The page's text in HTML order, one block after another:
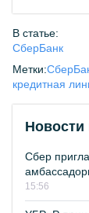
В статье:
СберБанк
Метки:
кредитная
Новости
Сбер
15:56